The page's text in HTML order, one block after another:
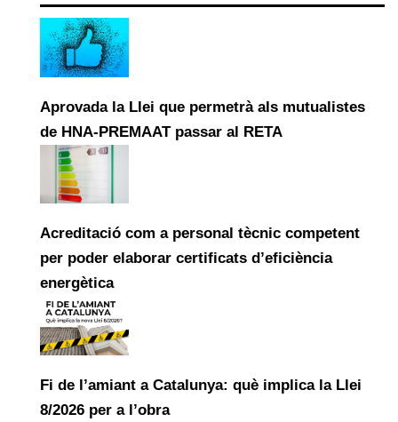
Aprovada la Llei que permetrà als mutualistes
de HNA-PREMAAT passar al RETA
Acreditació com a personal tècnic competent
per poder elaborar certificats d’eficiència
energètica
Fi de l’amiant a Catalunya: què implica la Llei
8/2026 per a l’obra